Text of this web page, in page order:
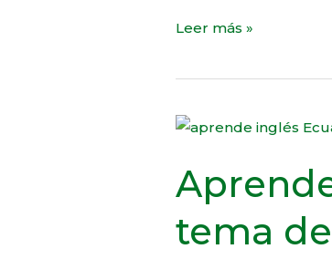
Leer más »
tema
Aprende
cantando
el
tema
de